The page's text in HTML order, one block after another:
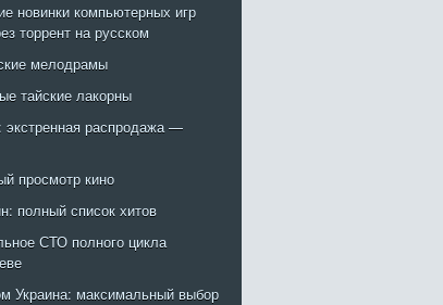
новинки компьютерных игр
торрент на русском
мелодрамы
тайские лакорны
экстренная распродажа —
просмотр кино
полный список хитов
СТО полного цикла
Украина: максимальный выбор